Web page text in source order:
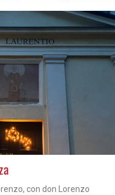
con don Lorenzo